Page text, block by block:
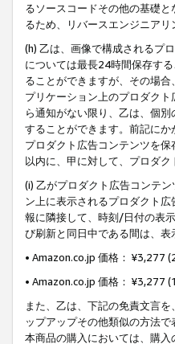
るソースコードその他の基礎
るため、リバースエンジニア
(h) 乙は、画像で構成されるプ
については最長24時間保存す
ることができますが、その場
プリケーション上のプロダク
ら通知がない限り、乙は、個
することができます。前記に
プロダクト広告コンテンツを
以内に、甲に対して、プロダ
(i) 乙がプロダクト広告コンテ
ン上に表示されるプロダクト
報に隣接して、時刻/日付の表
び刷新と同日中である間は、
• Amazon.co.jp 価格：
• Amazon.co.jp 価格：
また、乙は、下記の免責文言
ップアップその他類似の方法
本商品の購入においては、購